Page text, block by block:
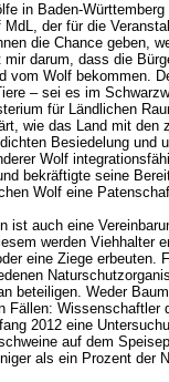
in Baden-Württemberg
MdL, der für die
die Chance geben,
darum, dass die
vom Wolf bekommen.
– sei es im
für Ländlichen
wie das Land mit den
Besiedelung und
Wolf
bekräftigte seine
Wolf eine
ist auch eine
werden Viehhalter
eine Ziege erbeuten.
beteiligen. Weder
Fällen: Wissenschaftler
2012 eine
auf dem
als ein Prozent der